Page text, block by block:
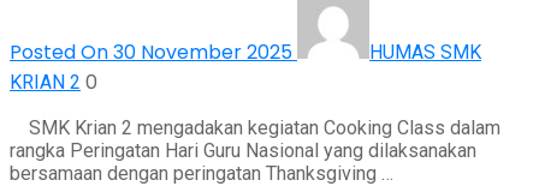
Posted On 30 November 2025
HUMAS SMK
KRIAN 2 0
SMK Krian 2 mengadakan kegiatan Cooking Class dalam
rangka Peringatan Hari Guru Nasional yang dilaksanakan
bersamaan dengan peringatan Thanksgiving …